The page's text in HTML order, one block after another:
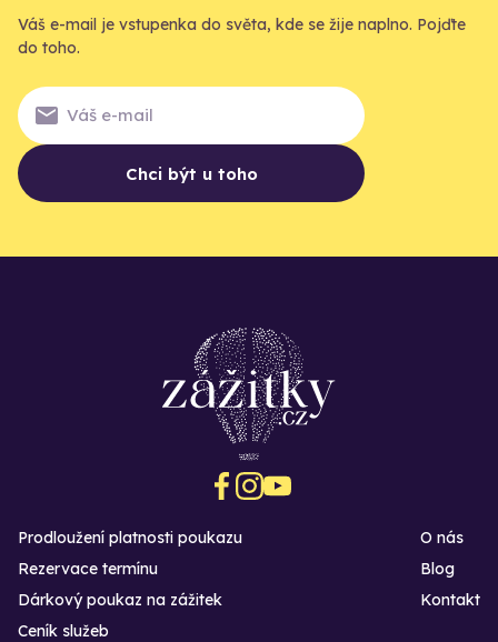
Váš e-mail je vstupenka do světa, kde se žije naplno. Pojďte
do toho.
Chci být u toho
Prodloužení platnosti poukazu
Rezervace termínu
Dárkový poukaz na zážitek
O nás
Blog
Kontakt
Ceník služeb